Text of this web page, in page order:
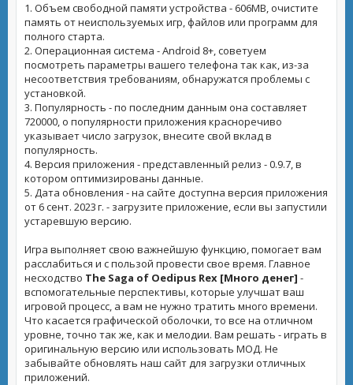
1. Объем свободной памяти устройства - 606MB, очистите
память от неиспользуемых игр, файлов или программ для
полного старта.
2. Операционная система - Android 8+, советуем
посмотреть параметры вашего телефона так как, из-за
несоответствия требованиям, обнаружатся проблемы с
установкой.
3. Популярность - по последним данным она составляет
720000, о популярности приложения красноречиво
указывает число загрузок, внесите свой вклад в
популярность.
4. Версия приложения - представленный релиз - 0.9.7, в
котором оптимизированы данные.
5. Дата обновления - на сайте доступна версия приложения
от 6 сент. 2023 г. - загрузите приложение, если вы запустили
устаревшую версию.
Игра выполняет свою важнейшую функцию, помогает вам
расслабиться и с пользой провести свое время. Главное
несходство The Saga of Oedipus Rex [Много денег] -
вспомогательные перспективы, которые улучшат ваш
игровой процесс, а вам не нужно тратить много времени.
Что касается графической оболочки, то все на отличном
уровне, точно так же, как и мелодии. Вам решать - играть в
оригинальную версию или использовать МОД. Не
забывайте обновлять наш сайт для загрузки отличных
приложений.